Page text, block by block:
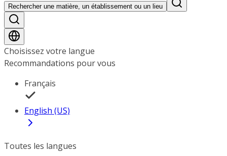
Rechercher une matière, un établissement ou un lieu
Choisissez votre langue
Recommandations pour vous
Français
English (US)
Toutes les langues